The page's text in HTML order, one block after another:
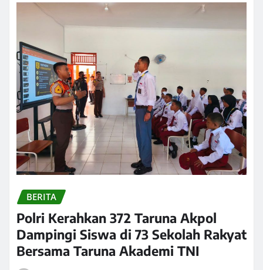
BERITA
Polri Kerahkan 372 Taruna Akpol
Dampingi Siswa di 73 Sekolah Rakyat
Bersama Taruna Akademi TNI